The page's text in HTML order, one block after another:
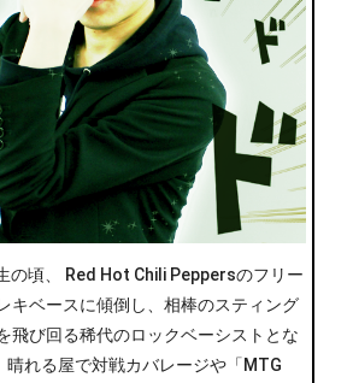
の頃、 Red Hot Chili Peppersのフリー
キベースに傾倒し、相棒のスティング
飛び回る稀代のロックベーシストとな
晴れる屋で対戦カバレージや「MTG